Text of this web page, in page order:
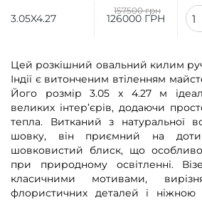
3.05X4.27
157500 грн
126000 ГРН
Цей розкішний овальний килим
Індії є витонченим втіленням
Його розмір 3.05 x 4.27 м
великих інтер’єрів, додаючи
тепла. Витканий з натуральної
шовку, він приємний на
шовковистий блиск, що
при природному освітленні.
класичними мотивами,
флористичних деталей і ніжною